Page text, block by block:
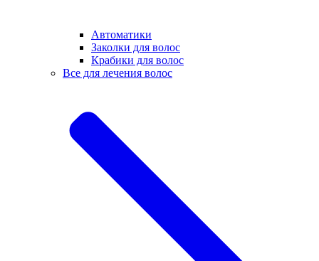
Автоматики
Заколки для волос
Крабики для волос
Все для лечения волос